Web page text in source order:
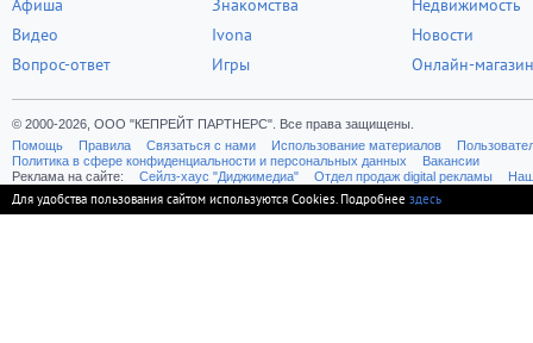
Афиша
Видео
Вопрос-ответ
Знакомства
Ivona
Игры
Недвижимость
Новости
Онлайн-магазин
© 2000-2026, ООО "КЕПРЕЙТ ПАРТНЕРС". Все права защищены.
Помощь
Правила Связаться с нами Использование материалов
Политика в сфере конфиденциальности и персональных данных
Вакансии
Реклама на сайте:
Cейлз-хаус "Диджимедиа" Отдел продаж digital рекламы
Для удобства пользования сайтом используются Cookies. Подробнее здесь